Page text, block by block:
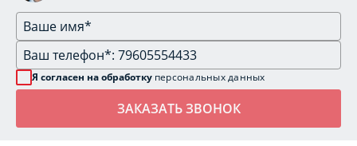
Я согласен на обработку персональных данных